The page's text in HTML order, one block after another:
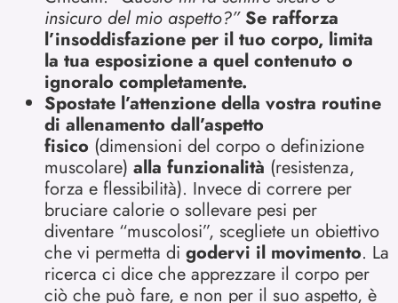
insicuro del mio aspetto?” Se rafforza
l’insoddisfazione per il tuo corpo, limita
la tua esposizione a quel contenuto o
ignoralo completamente.
Spostate l’attenzione della vostra routine
di allenamento dall’aspetto
fisico (dimensioni del corpo o definizione
muscolare) alla funzionalità (resistenza,
forza e flessibilità). Invece di correre per
bruciare calorie o sollevare pesi per
diventare “muscolosi”, scegliete un obiettivo
che vi permetta di godervi il movimento. La
ricerca ci dice che apprezzare il corpo per
ciò che può fare, e non per il suo aspetto, è